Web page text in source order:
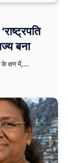
बना
के क्षण में,…